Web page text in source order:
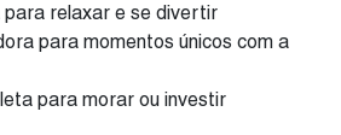
para relaxar e se divertir
para momentos únicos com a
para morar ou investir